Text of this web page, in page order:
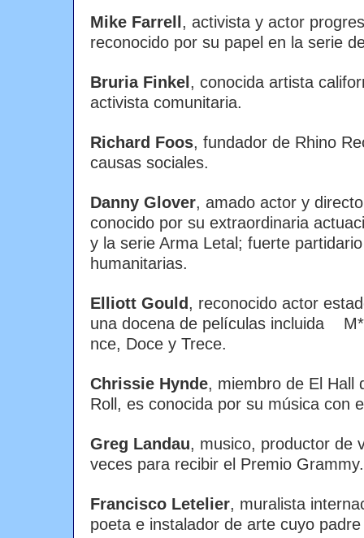
Mike Farrell , activista y actor
reconocido por su papel en la serie
Bruria Finkel , conocida artista
activista comunitaria.
Richard Foos, fundador de Rhino
causas sociales.
Danny Glover, amado actor y
conocido por su extraordinaria
y la serie Arma Letal; fuerte
humanitarias.
Elliott Gould , reconocido actor
una docena de películas incluida
nce, Doce y Trece.
Chrissie Hynde, miembro de El Hall
Roll, es conocida por su música con
Greg Landau, musico, productor de
veces para recibir el Premio Grammy.
Francisco Letelier, muralista
poeta e instalador de arte cuyo